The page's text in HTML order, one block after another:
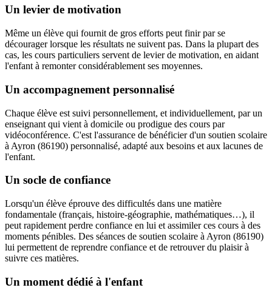
Un levier de motivation
Même un élève qui fournit de gros efforts peut finir par se
décourager lorsque les résultats ne suivent pas. Dans la plupart des
cas, les cours particuliers servent de levier de motivation, en aidant
l'enfant à remonter considérablement ses moyennes.
Un accompagnement personnalisé
Chaque élève est suivi personnellement, et individuellement, par un
enseignant qui vient à domicile ou prodigue des cours par
vidéoconférence. C'est l'assurance de bénéficier d'un soutien scolaire
à Ayron (86190) personnalisé, adapté aux besoins et aux lacunes de
l'enfant.
Un socle de confiance
Lorsqu'un élève éprouve des difficultés dans une matière
fondamentale (français, histoire-géographie, mathématiques…), il
peut rapidement perdre confiance en lui et assimiler ces cours à des
moments pénibles. Des séances de soutien scolaire à Ayron (86190)
lui permettent de reprendre confiance et de retrouver du plaisir à
suivre ces matières.
Un moment dédié à l'enfant